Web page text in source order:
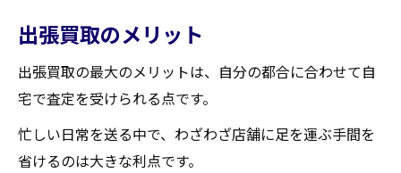
出張買取のメリット
出張買取の最大のメリットは、自分の都合に合わせて自
宅で査定を受けられる点です。
忙しい日常を送る中で、わざわざ店舗に足を運ぶ手間を
省けるのは大きな利点です。